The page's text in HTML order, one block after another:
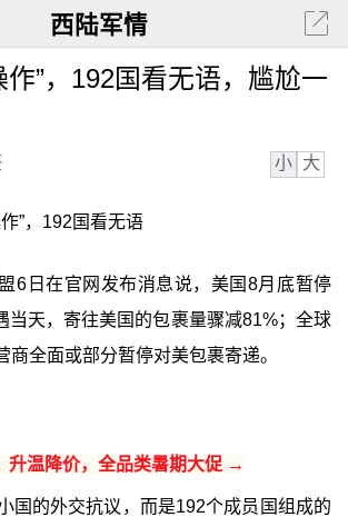
西陆军情
作”，192国看无语，尴尬一
小 大
”，192国看无语
6日在官网发布消息说，美国8月底暂停
当天，寄往美国的包裹量骤减81%；全球
商全面或部分暂停对美包裹寄递。
升温降价，全品类暑期大促 →
国的外交抗议，而是192个成员国组成的